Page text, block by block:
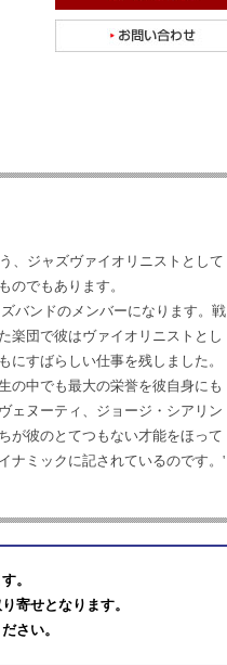
、ジャズヴァイオリニストとして
のでもあります。
バンドのメンバーになります。戦
楽団で彼はヴァイオリニストとし
すばらしい仕事を残しました。
の中でも最大の栄誉を彼自身にも
ェヌーティ、ジョージ・シアリン
が彼のとてつもない才能をほって
ナミックに記されているのです。'
。
寄せとなります。
さい。